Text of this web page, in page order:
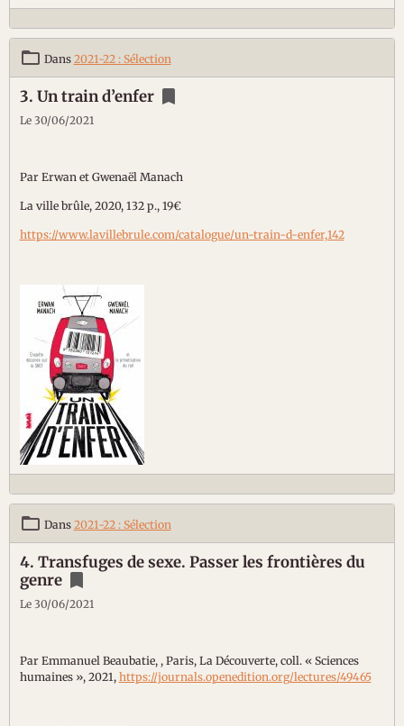
Dans 2021-22 : Sélection
3. Un train d’enfer
Le 30/06/2021
Par Erwan et Gwenaël Manach
La ville brûle, 2020, 132 p., 19€
https://www.lavillebrule.com/catalogue/un-train-d-enfer,142
Dans 2021-22 : Sélection
4. Transfuges de sexe. Passer les frontières du
genre
Le 30/06/2021
Par Emmanuel Beaubatie, , Paris, La Découverte, coll. « Sciences
humaines », 2021, https://journals.openedition.org/lectures/49465